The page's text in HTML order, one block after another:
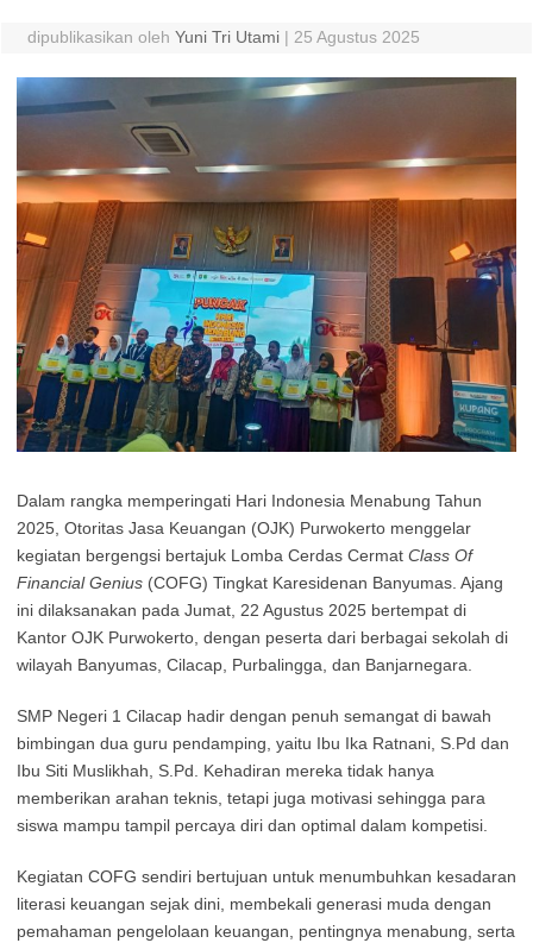
dipublikasikan oleh Yuni Tri Utami | 25 Agustus 2025
Dalam rangka memperingati Hari Indonesia Menabung Tahun
2025, Otoritas Jasa Keuangan (OJK) Purwokerto menggelar
kegiatan bergengsi bertajuk Lomba Cerdas Cermat Class Of
Financial Genius (COFG) Tingkat Karesidenan Banyumas. Ajang
ini dilaksanakan pada Jumat, 22 Agustus 2025 bertempat di
Kantor OJK Purwokerto, dengan peserta dari berbagai sekolah di
wilayah Banyumas, Cilacap, Purbalingga, dan Banjarnegara.
SMP Negeri 1 Cilacap hadir dengan penuh semangat di bawah
bimbingan dua guru pendamping, yaitu Ibu Ika Ratnani, S.Pd dan
Ibu Siti Muslikhah, S.Pd. Kehadiran mereka tidak hanya
memberikan arahan teknis, tetapi juga motivasi sehingga para
siswa mampu tampil percaya diri dan optimal dalam kompetisi.
Kegiatan COFG sendiri bertujuan untuk menumbuhkan kesadaran
literasi keuangan sejak dini, membekali generasi muda dengan
pemahaman pengelolaan keuangan, pentingnya menabung, serta